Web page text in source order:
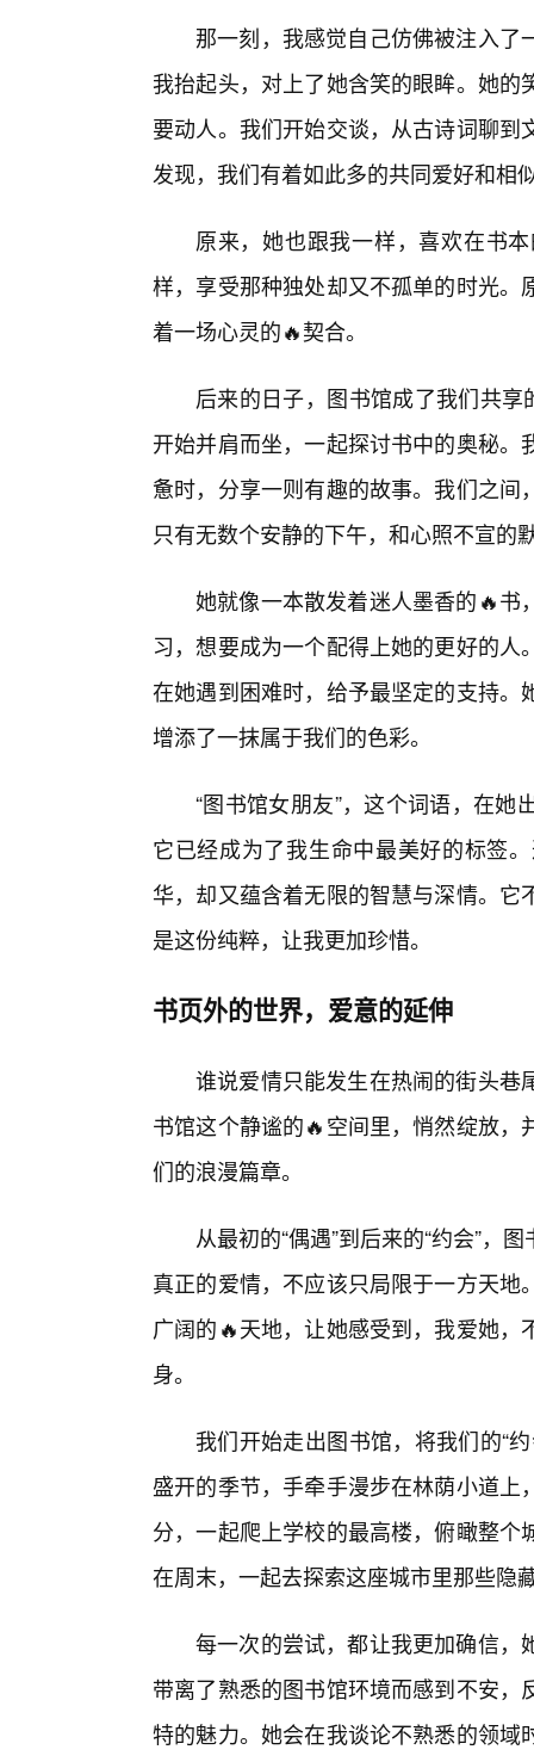
那一刻，我感觉自己仿佛被注入
我抬起头，对上了她含笑的眼眸。她
要动人。我们开始交谈，从古诗词聊
发现，我们有着如此多的共同爱好和相
原来，她也跟我一样，喜欢在书
样，享受那种独处却又不孤单的时光
着一场心灵的🔥契合。
后来的日子，图书馆成了我们共享
开始并肩而坐，一起探讨书中的奥秘
惫时，分享一则有趣的故事。我们之
只有无数个安静的下午，和心照不宣的
她就像一本散发着迷人墨香的🔥书
习，想要成为一个配得上她的更好的
在她遇到困难时，给予最坚定的支持
增添了一抹属于我们的色彩。
“图书馆女朋友”，这个词语，在
它已经成为了我生命中最美好的标签
华，却又蕴含着无限的智慧与深情。
是这份纯粹，让我更加珍惜。
书页外的世界，爱意的延伸
谁说爱情只能发生在热闹的街头巷
书馆这个静谧的🔥空间里，悄然绽放
们的浪漫篇章。
从最初的“偶遇”到后来的“约会”，
真正的爱情，不应该只局限于一方天
广阔的🔥天地，让她感受到，我爱她
身。
我们开始走出图书馆，将我们的“
盛开的季节，手牵手漫步在林荫小道
分，一起爬上学校的最高楼，俯瞰整
在周末，一起去探索这座城市里那些隐
每一次的尝试，都让我更加确信，
带离了熟悉的图书馆环境而感到不安
特的魅力。她会在我谈论不熟悉的领